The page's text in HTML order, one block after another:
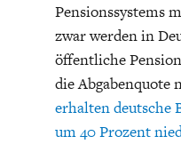
Pensionssystems
zwar werden in
öffentliche
die Abgabenquote
erhalten deutsche
um 40 Prozent